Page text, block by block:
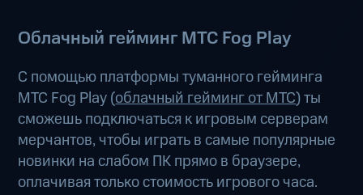
Облачный гейминг МТС Fog Play
С помощью платформы туманного гейминга
МТС Fog Play (облачный гейминг от МТС) ты
сможешь подключаться к игровым серверам
мерчантов, чтобы играть в самые популярные
новинки на слабом ПК прямо в браузере,
оплачивая только стоимость игрового часа.